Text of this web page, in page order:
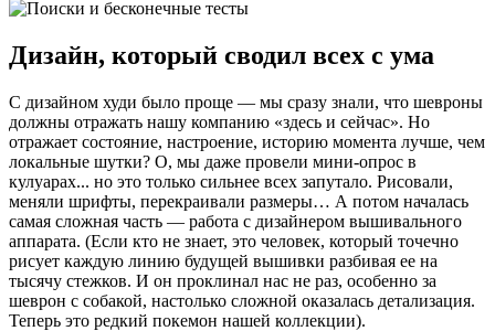
Дизайн, который сводил всех с ума
С дизайном худи было проще — мы сразу знали, что шевроны
должны отражать нашу компанию «здесь и сейчас». Но
отражает состояние, настроение, историю момента лучше, чем
локальные шутки? О, мы даже провели мини-опрос в
кулуарах... но это только сильнее всех запутало. Рисовали,
меняли шрифты, перекраивали размеры… А потом началась
самая сложная часть — работа с дизайнером вышивального
аппарата. (Если кто не знает, это человек, который точечно
рисует каждую линию будущей вышивки разбивая ее на
тысячу стежков. И он проклинал нас не раз, особенно за
шеврон с собакой, настолько сложной оказалась детализация.
Теперь это редкий покемон нашей коллекции).